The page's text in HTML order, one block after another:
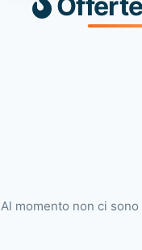
Al momento non ci